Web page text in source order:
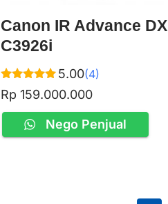
Canon IR Advance DX
C3926i
Rated
5.00
5.00(4)
Rp 159.000.000
Nego Penjual